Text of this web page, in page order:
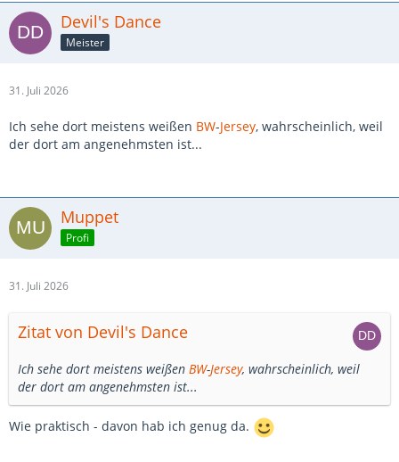
Devil's Dance
Meister
31. Juli 2026
Ich sehe dort meistens weißen BW-Jersey, wahrscheinlich, weil
der dort am angenehmsten ist...
Muppet
Profi
31. Juli 2026
Zitat von Devil's Dance
Ich sehe dort meistens weißen BW-Jersey, wahrscheinlich, weil
der dort am angenehmsten ist...
Wie praktisch - davon hab ich genug da.